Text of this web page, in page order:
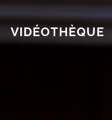
VIDÉOTHÈQUE